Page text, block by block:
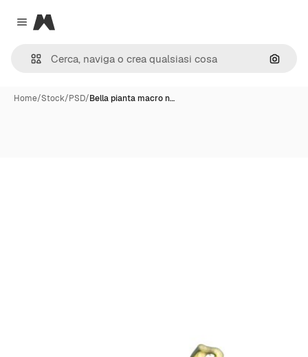
Close menu
Magnific
Cerca
Home/Stock/PSD/Bella pianta macro n…